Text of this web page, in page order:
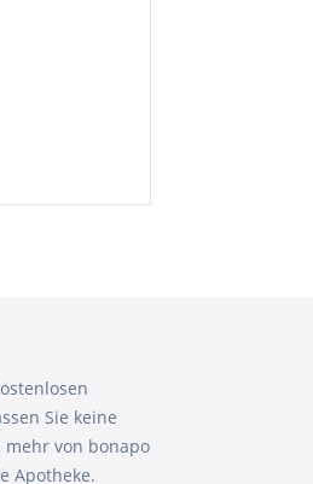
Sie keine
von bonapo
Apotheke.